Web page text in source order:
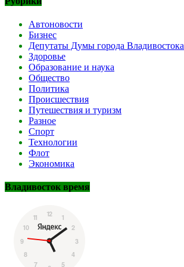
Автоновости
Бизнес
Депутаты Думы города
Здоровье
Образование и наука
Общество
Политика
Происшествия
Путешествия и туризм
Разное
Спорт
Технологии
Флот
Экономика
Владивосток время